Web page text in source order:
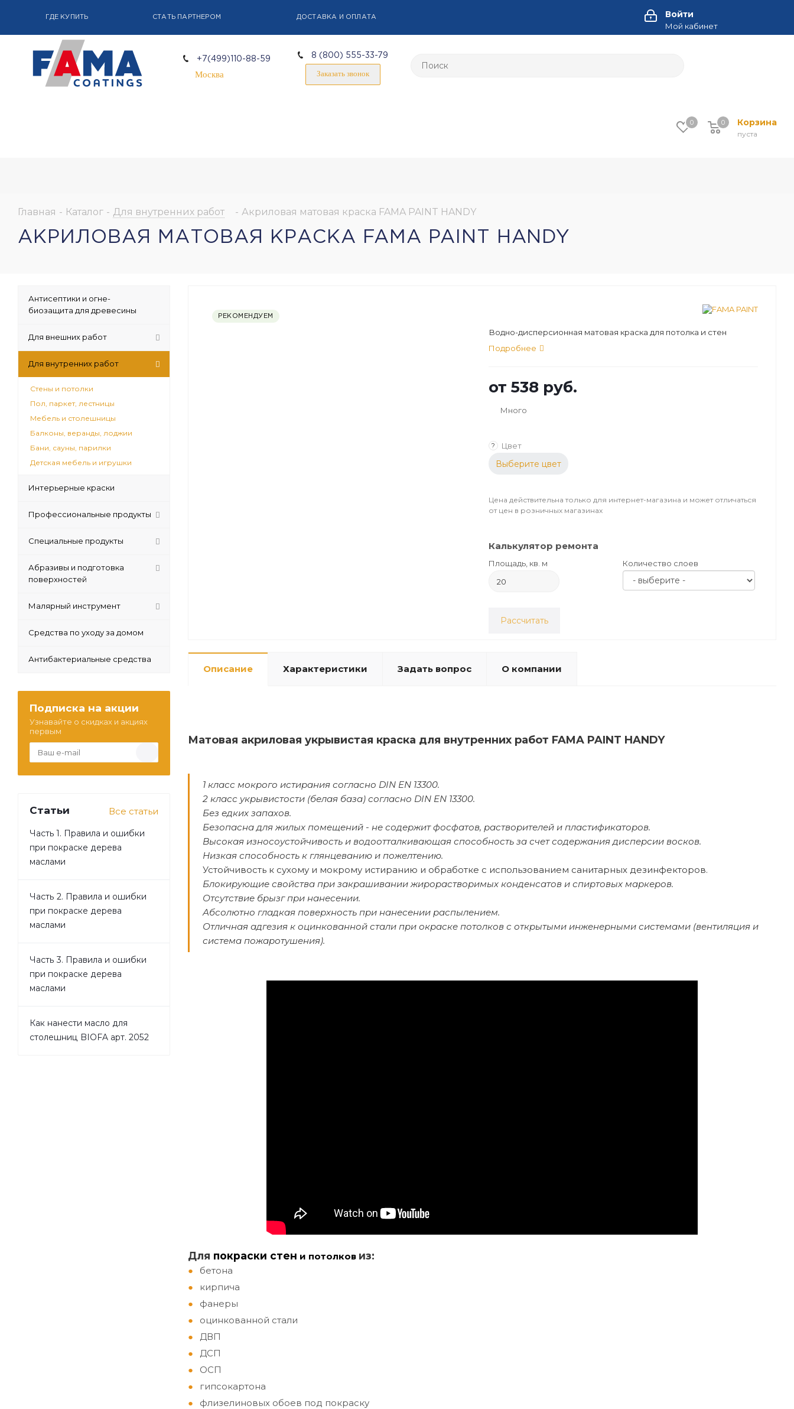
ГДЕ КУПИТЬ СТАТЬ ПАРТНЕРОМ ДОСТАВКА И ОПЛАТА Войти
Мой кабинет
+7(499)110-88-59
Москва
8 (800) 555-33-79
Заказать звонок
0 Корзина
пуста
0
Главная - Каталог - Для внутренних работ - Акриловая матовая краска FAMA PAINT HANDY
АКРИЛОВАЯ МАТОВАЯ КРАСКА FAMA PAINT HANDY
РЕКОМЕНДУЕМ
Водно-дисперсионная матовая краска для потолка и стен
Подробнее
от 538 руб.
Много
? Цвет
Выберите цвет
Цена действительна только для интернет-магазина и может отличаться
от цен в розничных магазинах
Калькулятор ремонта
Площадь, кв. м Количество слоев
Рассчитать
Описание Характеристики Задать вопрос О компании
Матовая акриловая укрывистая краска для внутренних работ FAMA PAINT HANDY
1 класс мокрого истирания согласно DIN EN 13300.
2 класс укрывистости (белая база) согласно DIN EN 13300.
Без едких запахов.
Безопасна для жилых помещений - не содержит фосфатов, растворителей и пластификаторов.
Высокая износоустойчивость и водоотталкивающая способность за счет содержания дисперсии восков.
Низкая способность к глянцеванию и пожелтению.
Устойчивость к сухому и мокрому истиранию и обработке с использованием санитарных дезинфекторов.
Блокирующие свойства при закрашивании жирорастворимых конденсатов и спиртовых маркеров.
Отсутствие брызг при нанесении.
Абсолютно гладкая поверхность при нанесении распылением.
Отличная адгезия к оцинкованной стали при окраске потолков с открытыми инженерными системами (вентиляция и
система пожаротушения).
Для покраски стен и потолков из:
бетона
кирпича
фанеры
оцинкованной стали
ДВП
ДСП
ОСП
гипсокартона
флизелиновых обоев под покраску
Антисептики и огне-
биозащита для древесины
Для внешних работ
Для внутренних работ
Стены и потолки
Пол, паркет, лестницы
Мебель и столешницы
Балконы, веранды, лоджии
Бани, сауны, парилки
Детская мебель и игрушки
Интерьерные краски
Профессиональные продукты
Специальные продукты
Абразивы и подготовка
поверхностей
Малярный инструмент
Средства по уходу за домом
Антибактериальные средства
Подписка на акции
Узнавайте о скидках и акциях
первым
Статьи Все статьи
Часть 1. Правила и ошибки
при покраске дерева
маслами
Часть 2. Правила и ошибки
при покраске дерева
маслами
Часть 3. Правила и ошибки
при покраске дерева
маслами
Как нанести масло для
столешниц BIOFA арт. 2052